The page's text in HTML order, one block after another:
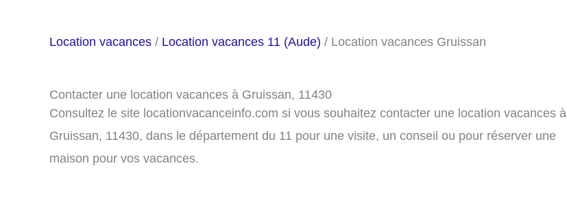
Location vacances / Location vacances 11 (Aude) / Location vacances Gruissan
Contacter une location vacances à Gruissan, 11430
Consultez le site locationvacanceinfo.com si vous souhaitez contacter une location vacances à
Gruissan, 11430, dans le département du 11 pour une visite, un conseil ou pour réserver une
maison pour vos vacances.